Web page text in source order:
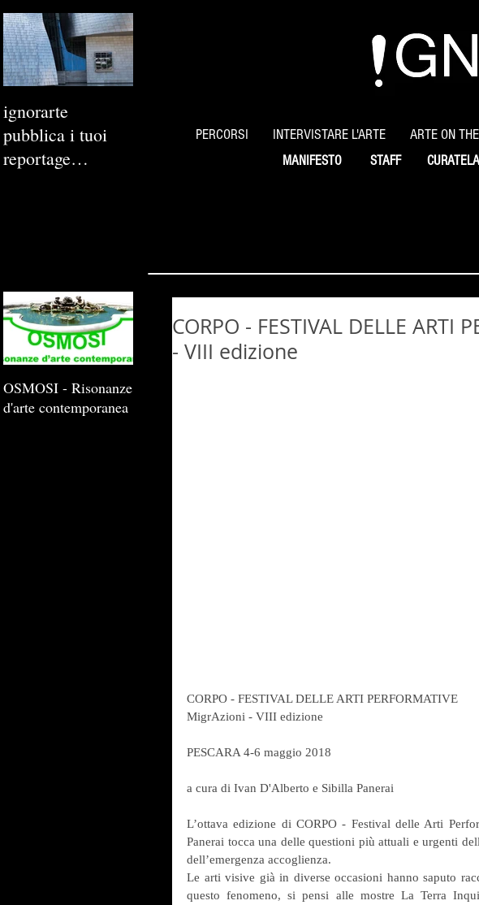
ignorarte
pubblica i tuoi
reportage
PERCORSI INTERVISTARE L'ARTE ARTE ON
MANIFESTO STAFF CURATELA
CORPO - FESTIVAL DELLE ARTI
- VIII edizione
CORPO - FESTIVAL DELLE ARTI PERFORMATIVE
MigrAzioni - VIII edizione
PESCARA 4-6 maggio 2018
a cura di Ivan D'Alberto e Sibilla Panerai
L’ottava edizione di CORPO - Festival delle Arti
Panerai tocca una delle questioni più attuali e urgenti
dell’emergenza accoglienza.
Le arti visive già in diverse occasioni hanno saputo
questo fenomeno, si pensi alle mostre La Terra
OSMOSI - Risonanze
d'arte contemporanea